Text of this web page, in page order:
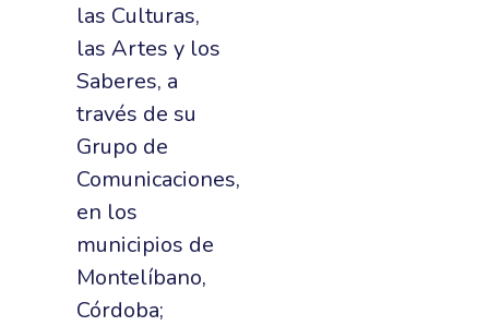
las Culturas,
las Artes y los
Saberes, a
través de su
Grupo de
Comunicaciones,
en los
municipios de
Montelíbano,
Córdoba;